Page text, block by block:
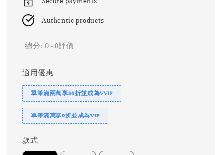
Authentic products
總分: 0 - 0評價
適用優惠
單筆滿兩萬享86折並成為VVIP
單筆滿萬享9折並成為VIP
款式